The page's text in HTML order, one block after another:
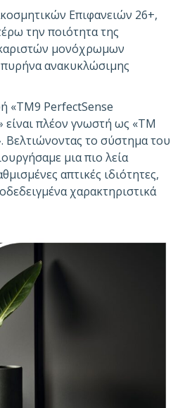
Επιφανειών 26+,
την ποιότητα της
μονόχρωμων
ανακυκλώσιμης
«TM9 PerfectSense
πλέον γνωστή ως «TM
Βελτιώνοντας το σύστημα του
μια πιο λεία
απτικές ιδιότητες,
χαρακτηριστικά